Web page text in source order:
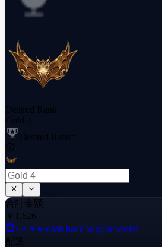
Desired Rank
Gold 4
Desired Rank
合計金額
￥1,626
+≈ ￥65cash back to your wallet
配送